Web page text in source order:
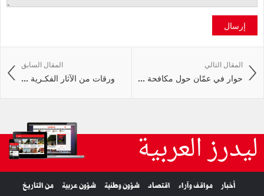
إرسال
المقال السابق
ورقات من الآثار الفكـرية ...
المقال التالي
حوار في عمّان حول مكافحة ...
ليدرز العربية
أخبار مواقف وآراء اقتصاد شؤون وطنية شؤون عربية
من التاريخ